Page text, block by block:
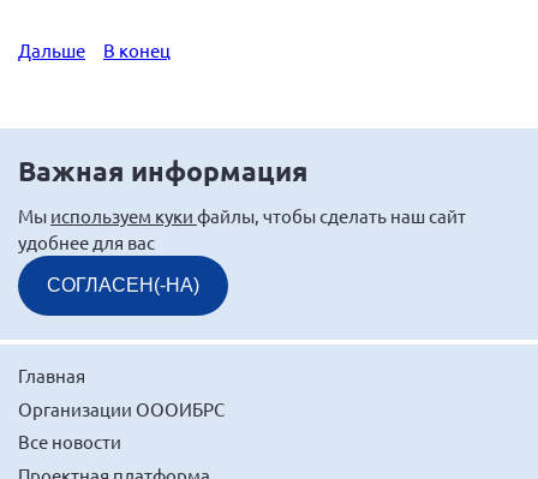
Дальше В конец
Важная информация
Мы используем куки файлы, чтобы сделать наш сайт
удобнее для вас
СОГЛАСЕН(-НА)
Главная
Организации ОООИБРС
Все новости